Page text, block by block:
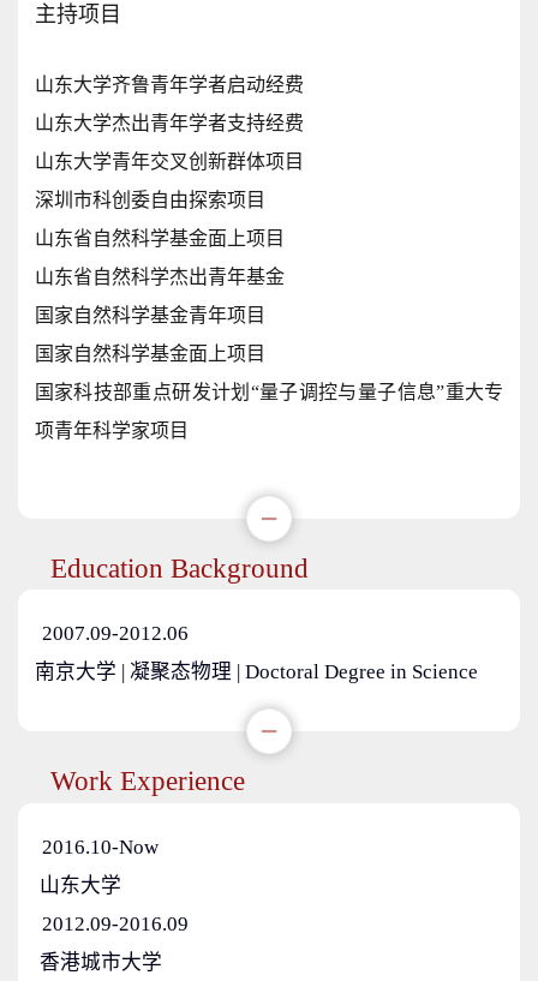
主持项目
山东大学齐鲁青年学者启动经费
山东大学杰出青年学者支持经费
山东大学青年交叉创新群体项目
深圳市科创委自由探索项目
山东省自然科学基金面上项目
山东省自然科学杰出青年基金
国家自然科学基金青年项目
国家自然科学基金面上项目
国家科技部重点研发计划 “量子调控与量子信息”重大专
项青年科学家项目
Education Background
2007.09-2012.06
南京大学 | 凝聚态物理 | Doctoral Degree in Science
Work Experience
2016.10-Now
山东大学
2012.09-2016.09
香港城市大学